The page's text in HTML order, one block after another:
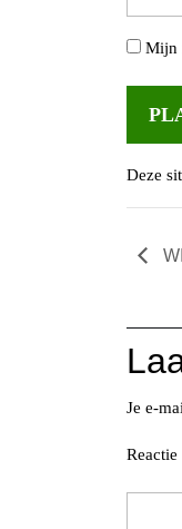
Mijn
Deze
Je e-
Reactie